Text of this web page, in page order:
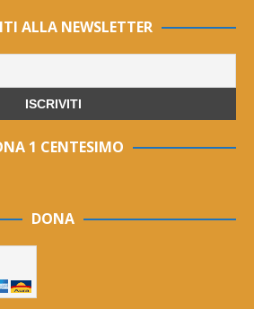
ALLA NEWSLETTER
1 CENTESIMO
DONA